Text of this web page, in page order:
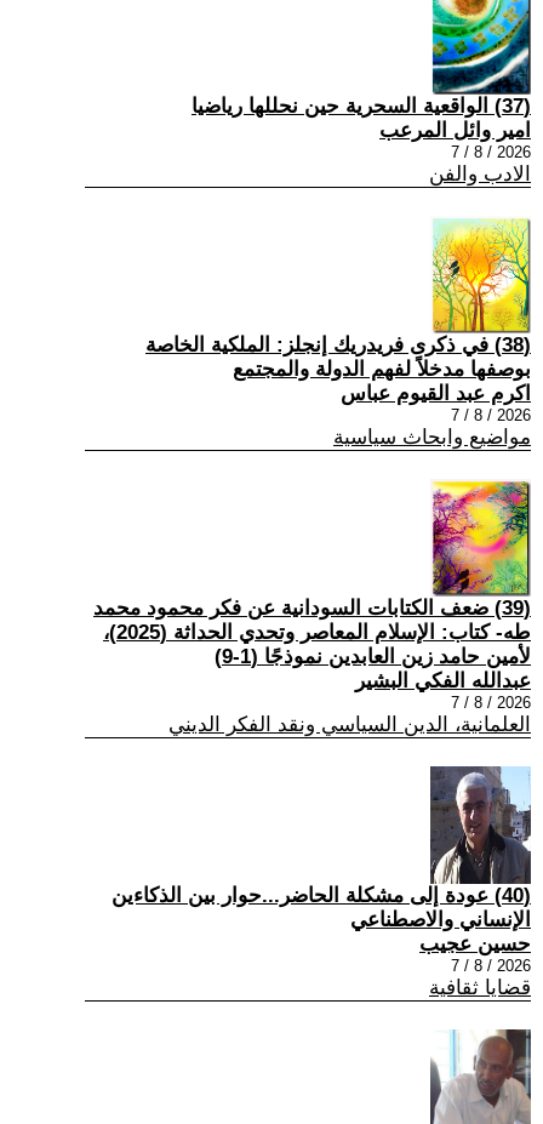
(37) الواقعية السحرية حين نحللها رياضيا
امير وائل المرعب
2026 / 8 / 7
الادب والفن
(38) في ذكرى فريدريك إنجلز: الملكية الخاصة
بوصفها مدخلاً لفهم الدولة والمجتمع
اكرم عبد القيوم عباس
2026 / 8 / 7
مواضيع وابحاث سياسية
(39) ضعف الكتابات السودانية عن فكر محمود محمد
طه- كتاب: الإسلام المعاصر وتحدي الحداثة (2025)،
لأمين حامد زين العابدين نموذجًا (1-9)
عبدالله الفكي البشير
2026 / 8 / 7
العلمانية، الدين السياسي ونقد الفكر الديني
(40) عودة إلى مشكلة الحاضر...حوار بين الذكاءين
الإنساني والاصطناعي
حسين عجيب
2026 / 8 / 7
قضايا ثقافية